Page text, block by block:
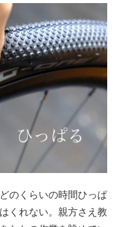
のくらいの時間ひっぱ
くれない。親方さえ教